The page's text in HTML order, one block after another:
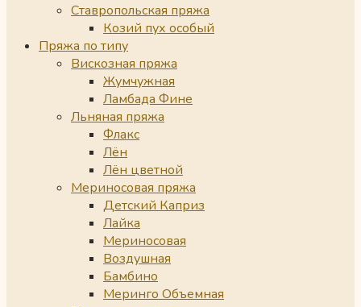
Ставропольская пряжа
Козий пух особый
Пряжа по типу
Вискозная пряжа
Жумчужная
Ламбада Фине
Льняная пряжа
Флакс
Лён
Лён цветной
Мериносовая пряжа
Детский Каприз
Лайка
Мериносовая
Воздушная
Бамбино
Меринго Объемная